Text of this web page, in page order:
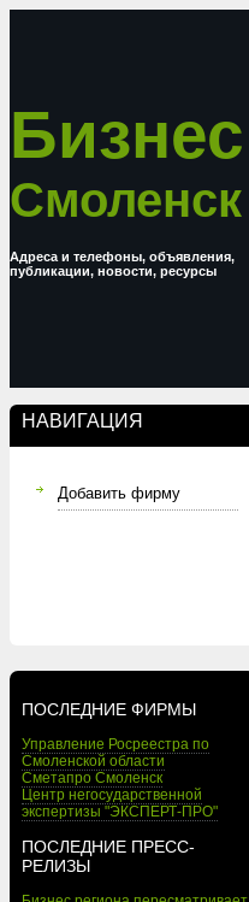
Бизнес
Смоленск
Адреса и телефоны, объявления,
публикации, новости, ресурсы
НАВИГАЦИЯ
Добавить фирму
ПОСЛЕДНИЕ ФИРМЫ
Управление Росреестра по
Смоленской области
Сметапро Смоленск
Центр негосударственной
экспертизы "ЭКСПЕРТ-ПРО"
ПОСЛЕДНИЕ ПРЕСС-
РЕЛИЗЫ